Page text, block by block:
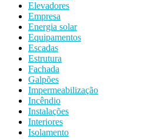
Elevadores
Empresa
Energia solar
Equipamentos
Escadas
Estrutura
Fachada
Galpões
Impermeabilização
Incêndio
Instalações
Interiores
Isolamento